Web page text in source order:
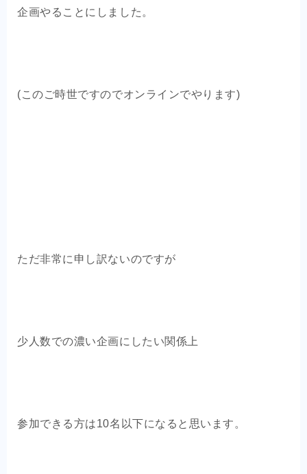
企画やることにしました。
(このご時世ですのでオンラインでやります)
ただ非常に申し訳ないのですが
少人数での濃い企画にしたい関係上
参加できる方は10名以下になると思います。